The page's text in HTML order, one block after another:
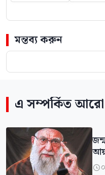
মন্তব্য করুন
এ সম্পর্কিত
